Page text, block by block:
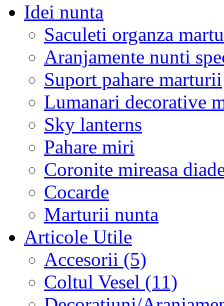
Idei nunta
Saculeti organza
Aranjamente nunti
Suport pahare marturii
Lumanari decorative
Sky lanterns
Pahare miri
Coronite mireasa
Cocarde
Marturii nunta
Articole Utile
Accesorii (5)
Coltul Vesel (11)